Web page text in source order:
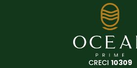
CRECI 10309